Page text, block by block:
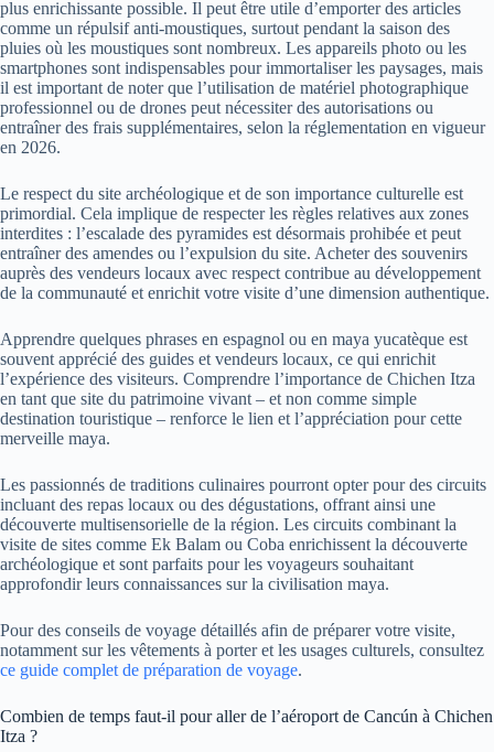
plus enrichissante possible. Il peut être utile d’emporter des articles
comme un répulsif anti-moustiques, surtout pendant la saison des
pluies où les moustiques sont nombreux. Les appareils photo ou les
smartphones sont indispensables pour immortaliser les paysages, mais
il est important de noter que l’utilisation de matériel photographique
professionnel ou de drones peut nécessiter des autorisations ou
entraîner des frais supplémentaires, selon la réglementation en vigueur
en 2026.
Le respect du site archéologique et de son importance culturelle est
primordial. Cela implique de respecter les règles relatives aux zones
interdites : l’escalade des pyramides est désormais prohibée et peut
entraîner des amendes ou l’expulsion du site. Acheter des souvenirs
auprès des vendeurs locaux avec respect contribue au développement
de la communauté et enrichit votre visite d’une dimension authentique.
Apprendre quelques phrases en espagnol ou en maya yucatèque est
souvent apprécié des guides et vendeurs locaux, ce qui enrichit
l’expérience des visiteurs. Comprendre l’importance de Chichen Itza
en tant que site du patrimoine vivant – et non comme simple
destination touristique – renforce le lien et l’appréciation pour cette
merveille maya.
Les passionnés de traditions culinaires pourront opter pour des circuits
incluant des repas locaux ou des dégustations, offrant ainsi une
découverte multisensorielle de la région. Les circuits combinant la
visite de sites comme Ek Balam ou Coba enrichissent la découverte
archéologique et sont parfaits pour les voyageurs souhaitant
approfondir leurs connaissances sur la civilisation maya.
Pour des conseils de voyage détaillés afin de préparer votre visite,
notamment sur les vêtements à porter et les usages culturels, consultez
ce guide complet de préparation de voyage.
Combien de temps faut-il pour aller de l’aéroport de Cancún à Chichen
Itza ?